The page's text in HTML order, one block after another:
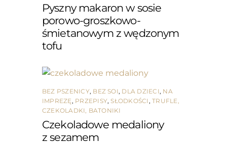
Pyszny makaron w sosie
porowo-groszkowo-
śmietanowym z wędzonym
tofu
BEZ PSZENICY, BEZ SOI, DLA DZIECI, NA
IMPREZĘ , PRZEPISY,SŁODKOŚCI ,TRUFLE,
CZEKOLADKI, BATONIKI
Czekoladowe medaliony
z sezamem